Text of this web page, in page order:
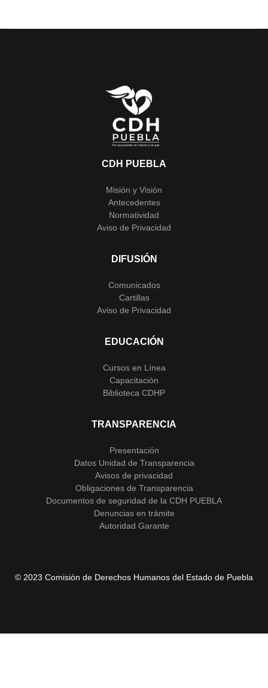
CDH PUEBLA
Misión y Visión
Antecedentes
Normatividad
Aviso de Privacidad
DIFUSIÓN
Comunicados
Cartillas
Aviso de Privacidad
EDUCACIÓN
Cursos en Línea
Capacitación
Biblioteca CDHP
TRANSPARENCIA
Presentación
Datos Unidad de Transparencia
Avisos de privacidad
Obligaciones de Transparencia
Documentos de seguridad de la CDH PUEBLA
Denuncias en trámite
Autoridad Garante
© 2023 Comisión de Derechos Humanos del Estado de Puebla